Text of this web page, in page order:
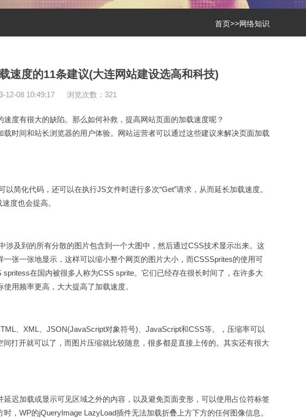
首页>>网络知识
速度的11条建议(大连网站建设选高和科技)
12-08 10:49:17 浏览次数：321
速度有很大的缺陷。那么如何补救，提高网站页面的加载速度呢？
间和站长浏览器的用户体验。网站运营者可以通过这些建议来解决页面加载
化代码，还可以在执行JS文件时进行多次“Get”请求，从而延长加载速度。
载速度也会提高。
及到的所有分散的图片包含到一个大图中，然后通过CSS技术显示出来。这
张一张地显示，这样可以缩小整个网页的图片大小，而CSSSprites的使用可
在国内被很多人称为CSS sprite。它们已经存在很长时间了，在许多大
使用频率更高，大大提高了加载速度。
、XML、JSON(JavaScript对象符号)、JavaScript和CSS等。，压缩率可以
打开就可以了，而图片压缩就比较随意，很多都是直接上传的。其实还有很大
加载或显示可见区域之外的内容，以及避免页面变形，可以使用占位符标签
，WP的jQueryImage LazyLoad插件无法加载折叠上方下方的任何图像信息。